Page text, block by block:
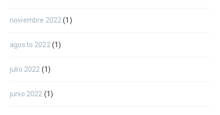
noviembre 2022 (1)
agosto 2022 (1)
julio 2022 (1)
junio 2022 (1)